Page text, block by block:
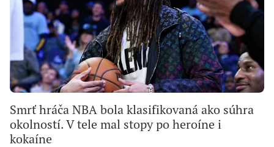
Smrť hráča NBA bola klasifikovaná ako súhra
okolností. V tele mal stopy po heroíne i
kokaíne